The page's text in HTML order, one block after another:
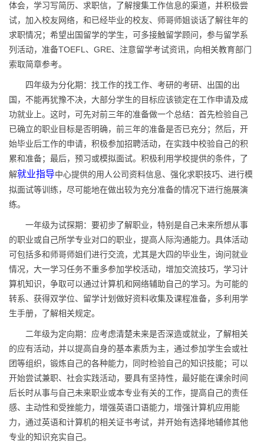
体会，学习写简历、求职信，了解搜集工作信息的渠道，并积极尝
试，加入校友网络，和已经毕业的校友、师哥师姐谈话了解往年的
求职情况；希望出国留学的学生，可多接触留学顾问，参与留学系
列活动，准备TOEFL、GRE、注意留学考试资讯，向相关教育部门
索取简章参考。
四年级为分化期：找工作的找工作、考研的考研、出国的出
国，不能再犹豫不决，大部分学生的目标应该锁定在工作申请及成
功就业上。这时，可先对前三年的准备做一个总结：首先检验自己
已确立的职业目标是否明确，前三年的准备是否已充分；然后，开
始毕业后工作的申请，积极参加招聘活动，在实践中校验自己的积
累和准备；最后，预习或模拟面试。积极利用学校提供的条件，了
解就业指导中心提供的用人公司资料信息、强化求职技巧、进行模
拟面试等训练，尽可能地在做出较为充分准备的情况下进行施展演
练。
一年级为试探期：要初步了解职业，特别是自己未来所想从事
的职业或自己所学专业对口的职业，提高人际沟通能力。具体活动
可包括多和师哥师姐们进行交流，尤其是大四的毕业生，询问就业
情况，大一学习任务不重多参加学校活动，增加交流技巧，学习计
算机知识，争取可以通过计算机和网络辅助自己的学习。为可能的
转系、获得双学位、留学计划做好资料收集及课程准备，多利用学
生手册，了解相关规定。
二年级为定向期：应考虑清楚未来是否深造或就业，了解相关
的应有活动，并以提高自身的基本素质为主，通过参加学生会或社
团等组织，锻炼自己的各种能力，同时检验自己的知识技能；可以
开始尝试兼职、社会实践活动，要具有坚持性，最好能在课余时间
后长时从事与自己未来职业或本专业有关的工作，提高自己的责任
感、主动性和受挫能力，增强英语口语能力，增强计算机应用能
力，通过英语和计算机的相关证书考试，并开始有选择地辅修其他
专业的知识充实自己。